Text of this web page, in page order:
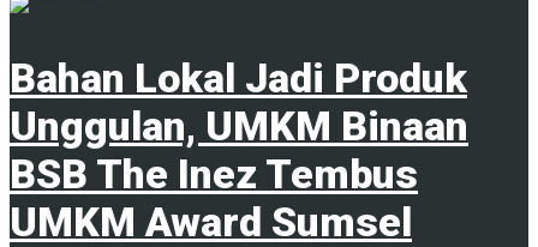
Bahan Lokal Jadi Produk
Unggulan, UMKM Binaan
BSB The Inez Tembus
UMKM Award Sumsel